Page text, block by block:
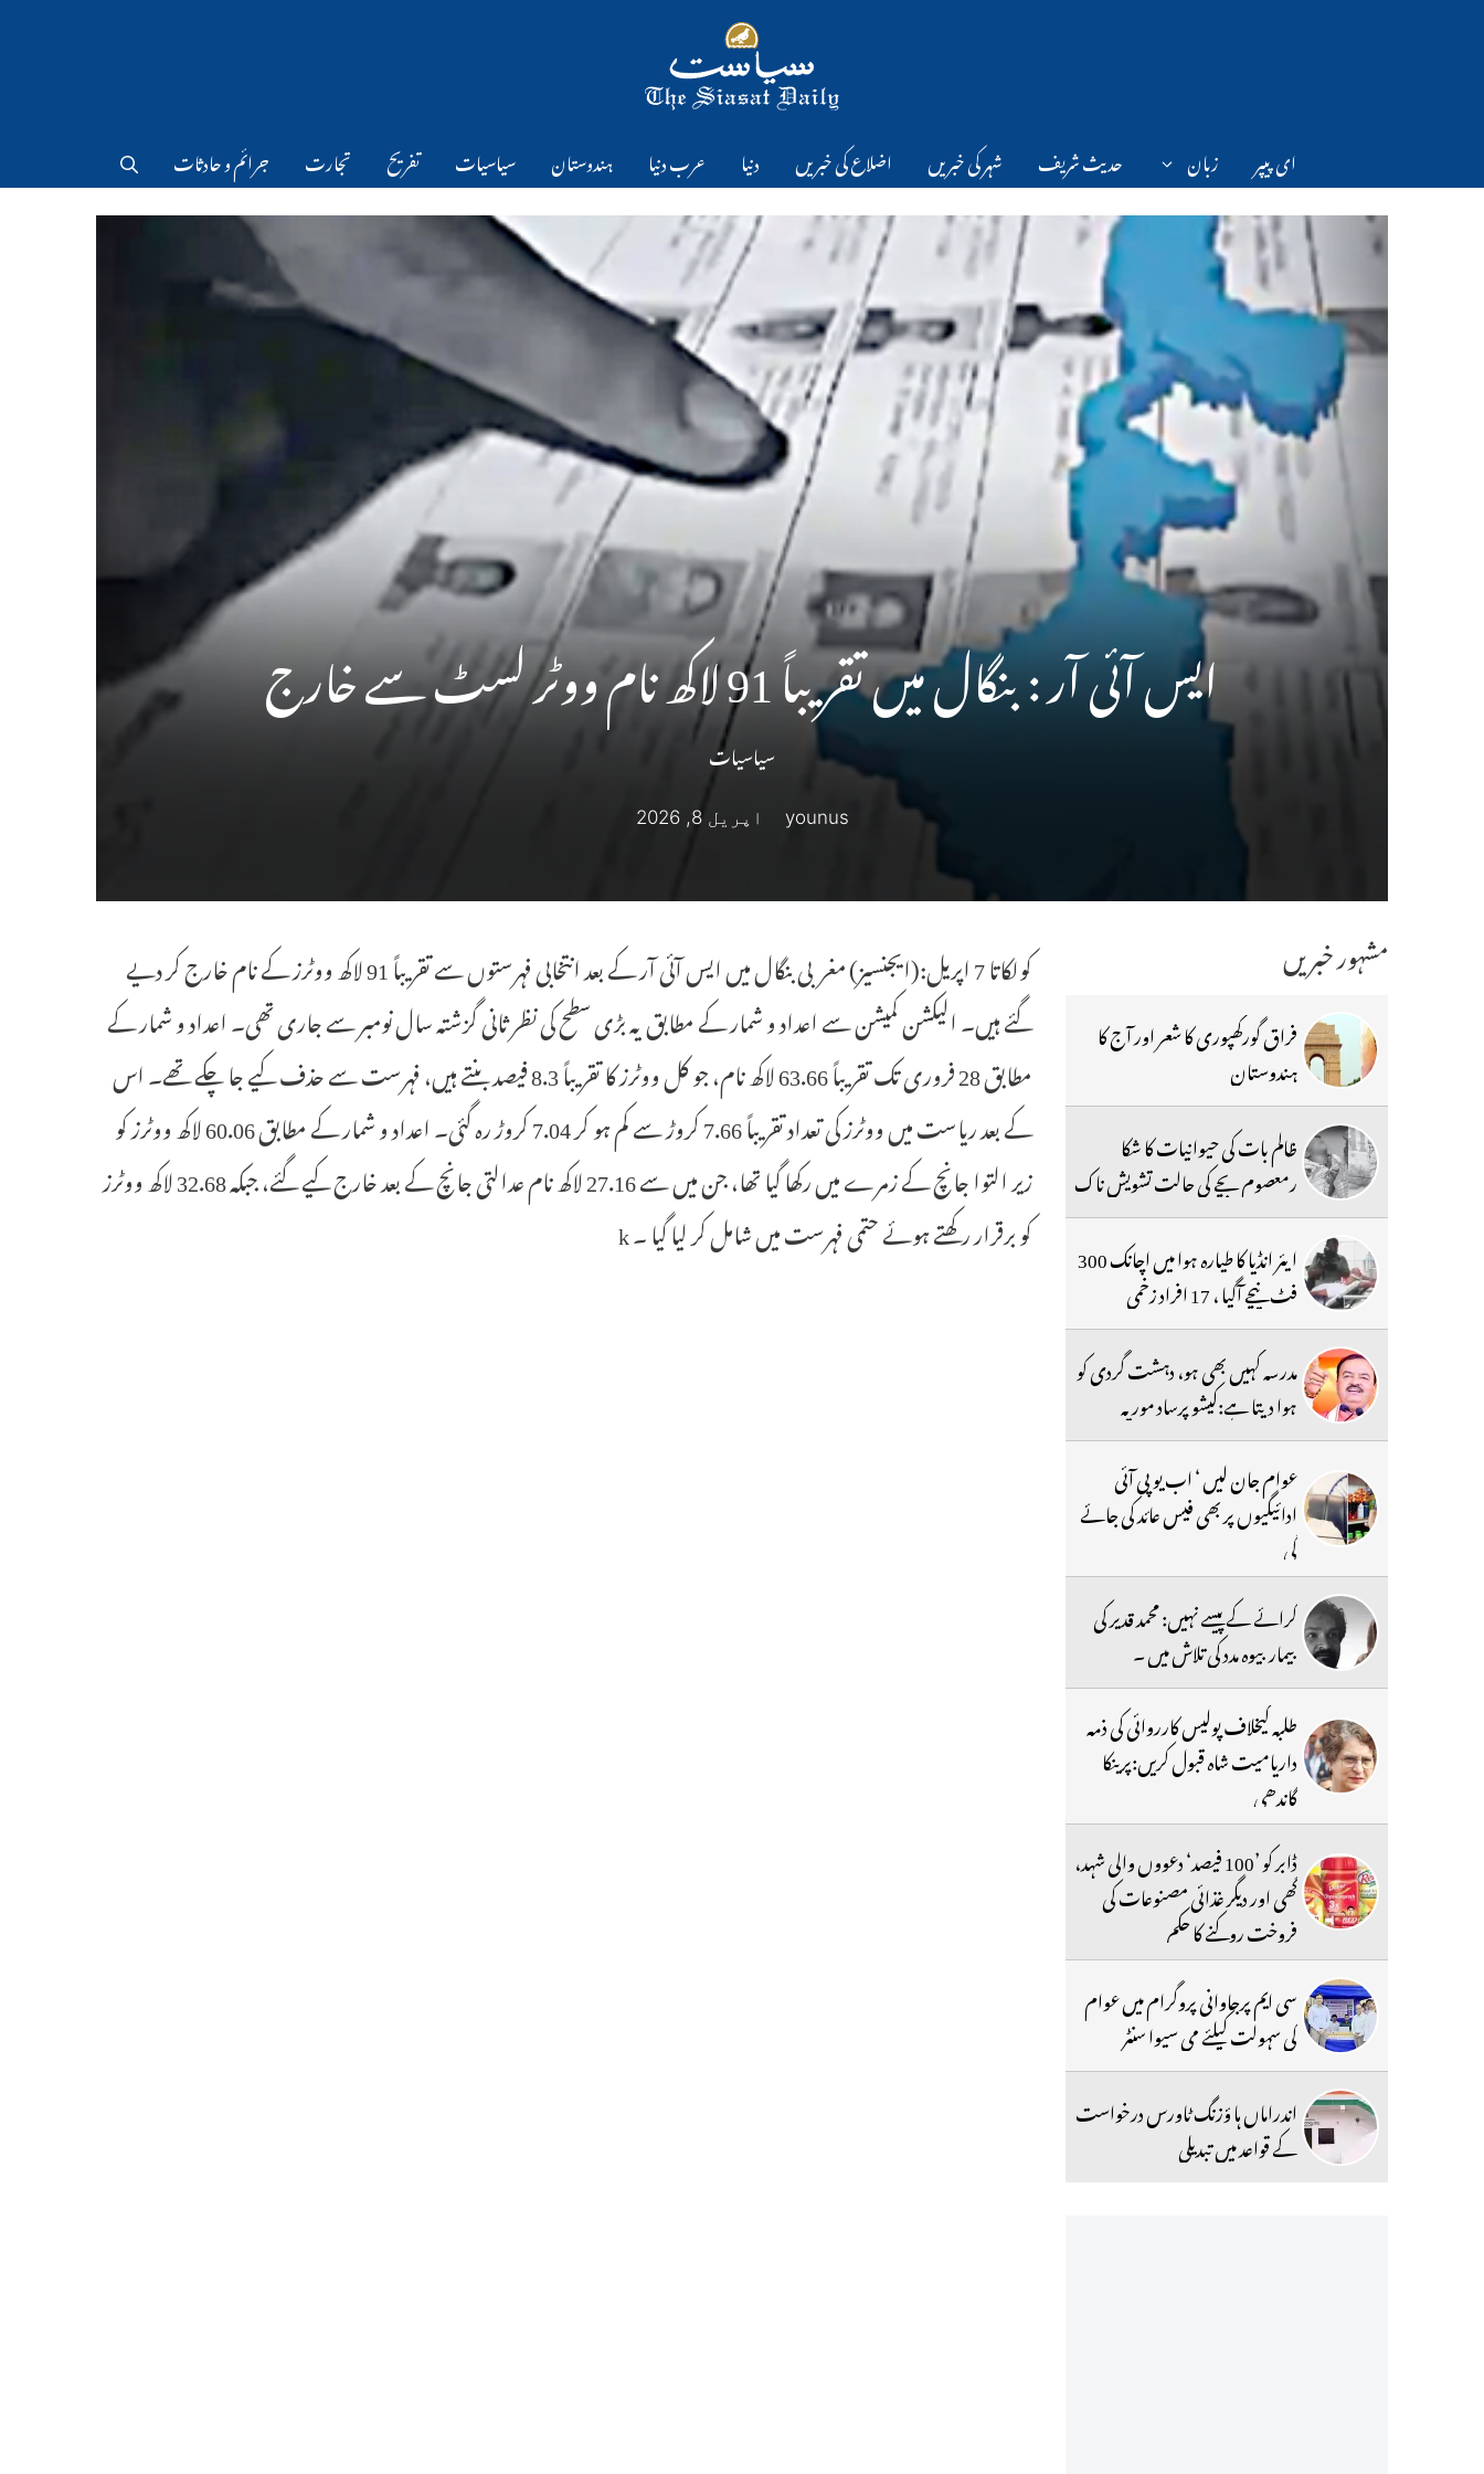
ای پیپر زبان حدیث شریف شہر کی خبریں اضلاع کی خبریں دنیا عرب دنیا ہندوستان سیاسیات تفریح تجارت جرائم و حادثات
ایس آئی آر : بنگال میں تقریباً 91 لاکھ نام ووٹر لسٹ سے خارج
سیاسیات
younus اپریل 8, 2026
کولکاتا 7 اپریل:(ایجنسیز) مغربی بنگال میں ایس آئی آر کے بعد انتخابی فہرستوں سے تقریباً 91 لاکھ ووٹرز کے نام خارج کر دیے
گئے ہیں۔ الیکشن کمیشن سے اعداد و شمار کے مطابق یہ بڑی سطح کی نظر ثانی گزشتہ سال نومبر سے جاری تھی۔ اعداد و شمار کے
مطابق 28 فروری تک تقریباً 63.66 لاکھ نام، جو کل ووٹرز کا تقریباً 8.3 فیصد بنتے ہیں، فہرست سے حذف کیے جا چکے تھے۔ اس
کے بعد ریاست میں ووٹرز کی تعداد تقریباً 7.66 کروڑ سے کم ہو کر 7.04 کروڑ رہ گئی۔ اعداد و شمار کے مطابق 60.06 لاکھ ووٹرز کو
زیر التوا جانچ کے زمرے میں رکھا گیا تھا، جن میں سے 27.16 لاکھ نام عدالتی جانچ کے بعد خارج کیے گئے، جبکہ 32.68 لاکھ ووٹرز
کو برقرار رکھتے ہوئے حتمی فہرست میں شامل کر لیا گیا ۔ k
مشہور خبریں
فراق گورکھپوری کا شعر اور آج کا
ہندوستان
ظالم بات کی حیوانیات کا شکا
رمعصوم بچے کی حالت تشویش ناک
ایئر انڈیا کا طیارہ ہوا میں اچانک 300
فٹ نیچے آگیا ، 17 افراد زخمی
مدرسہ کہیں بھی ہو، دہشت گردی کو
ہوا دیتا ہے:کیشو پرساد موریہ
عوام جان لیں ‘ اب یو پی آئی
ادائیگیوں پر بھی فیس عائد کی جائے
گی
کرائے کے پیسے نہیں: محمد قدیر کی
بیمار بیوہ مدد کی تلاش میں ۔
طلبہ کیخلاف پولیس کارروائی کی ذمہ
داریامیت شاہ قبول کریں:پرینکا
گاندھی
ڈابر کو ’100 فیصد‘ دعووں والی شہد،
گھی اور دیگر غذائی مصنوعات کی
فروخت روکنے کا حکم
سی ایم پرجاوانی پروگرام میں عوام
کی سہولت کیلئے می سیوا سنٹر
اندراماں ہا ؤزنگ ٹاورس درخواست
کے قواعد میں تبدیلی